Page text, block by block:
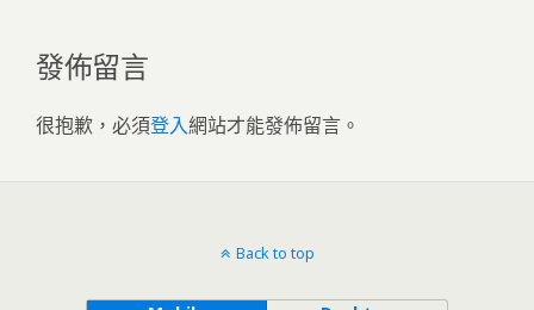
發佈留言
很抱歉，必須登入網站才能發佈留言。
Back to top